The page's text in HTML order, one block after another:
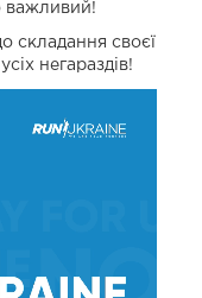
важливий!
складання своєї
негараздів!